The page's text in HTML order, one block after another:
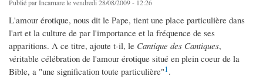
Publié parIncarnarele vendredi 28/08/2009 - 12:26
L'amour érotique, nous dit le Pape, tient une place particulière dans
l'art et la culture de par l'importance et la fréquence de ses
apparitions. A ce titre, ajoute t-il, le Cantique des Cantiques,
véritable célébration de l'amour érotique situé en plein coeur de la
Bible, a "une signification toute particulière"1.